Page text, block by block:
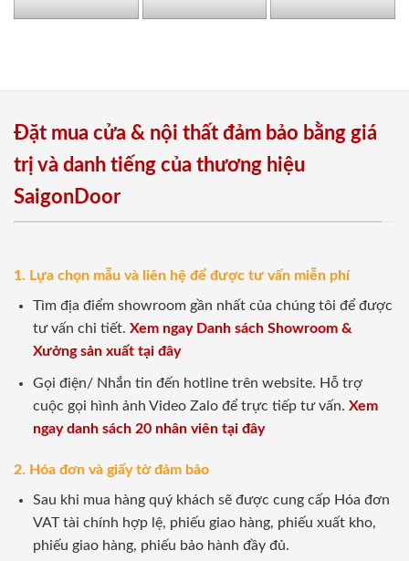
Đặt mua cửa & nội thất đảm bảo bằng giá
trị và danh tiếng của thương hiệu
SaigonDoor
1. Lựa chọn mẫu và liên hệ để được tư vấn miễn phí
Tìm địa điểm showroom gần nhất của chúng tôi để được
tư vấn chi tiết. Xem ngay Danh sách Showroom &
Xưởng sản xuất tại đây
Gọi điện/ Nhắn tin đến hotline trên website. Hỗ trợ
cuộc gọi hình ảnh Video Zalo để trực tiếp tư vấn. Xem
ngay danh sách 20 nhân viên tại đây
2. Hóa đơn và giấy tờ đảm bảo
Sau khi mua hàng quý khách sẽ được cung cấp Hóa đơn
VAT tài chính hợp lệ, phiếu giao hàng, phiếu xuất kho,
phiếu giao hàng, phiếu bảo hành đầy đủ.